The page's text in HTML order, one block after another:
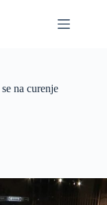
na curenje